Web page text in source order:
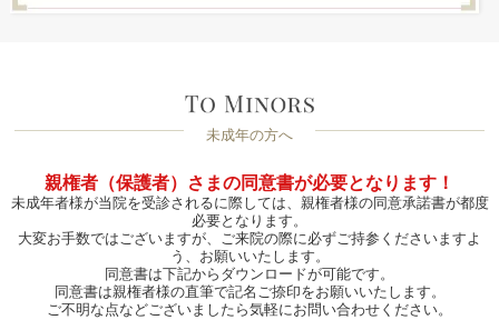
未成年の方へ
親権者（保護者）さまの同意書が必要となります！
未成年者様が当院を受診されるに際しては、親権者様の同意承諾書が都度
必要となります。
大変お手数ではございますが、ご来院の際に必ずご持参くださいますよ
う、お願いいたします。
同意書は下記からダウンロードが可能です。
同意書は親権者様の直筆で記名ご捺印をお願いいたします。
ご不明な点などございましたら気軽にお問い合わせください。